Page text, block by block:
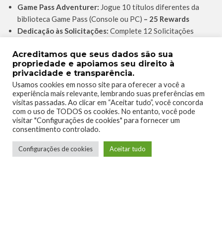
Game Pass Adventurer: Jogue 10 títulos diferentes da
biblioteca Game Pass (Console ou PC) – 25 Rewards
Dedicação às Solicitações: Complete 12 Solicitações
Rewards
Complecionista de Solicitaçõe:Complete 45 Solicitações
Diárias e 15 Solicitações Semanais este mês
Rewards
Jogos do Game Pass em qualquer lugar:Instale 5 jogos da
biblioteca Game Pass usando o App Móvel este mês– 100
Rewards
Acreditamos que seus dados são sua
propriedade e apoiamos seu direito à
privacidade e transparência.
Usamos cookies em nosso site para oferecer a você a
experiência mais relevante, lembrando suas preferências em
visitas passadas. Ao clicar em “Aceitar tudo”, você concorda
com o uso de TODOS os cookies. No entanto, você pode
visitar "Configurações de cookies" para fornecer um
consentimento controlado.
Configurações de cookies Aceitar tudo